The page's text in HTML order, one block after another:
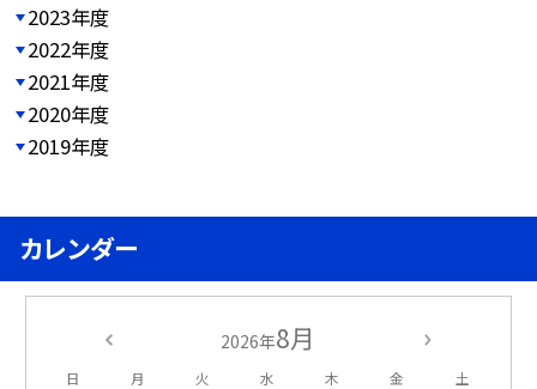
2023年度
2022年度
2021年度
2020年度
2019年度
カレンダー
2026年8月
日 月 火 水 木 金 土